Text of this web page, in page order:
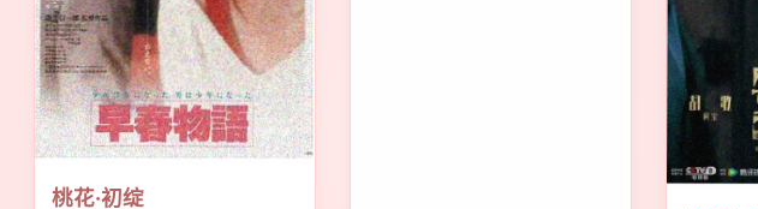
桃花·初绽